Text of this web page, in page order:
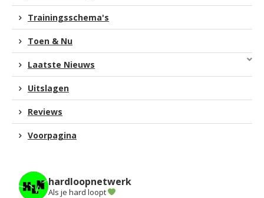
Trainingsschema's
Toen & Nu
Laatste Nieuws
Uitslagen
Reviews
Voorpagina
hardloopnetwerk
Als je hard loopt